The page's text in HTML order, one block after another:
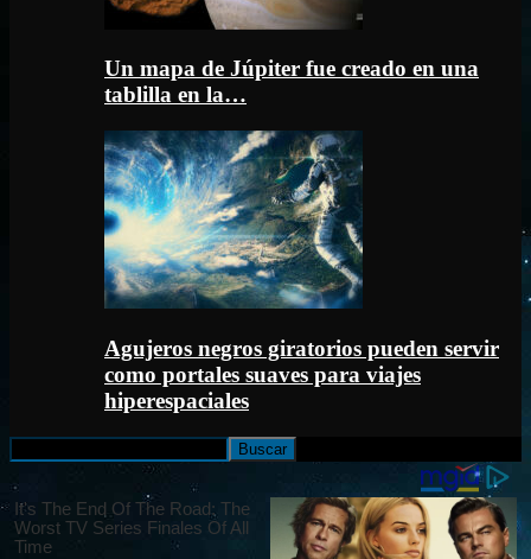
Un mapa de Júpiter fue creado en una
tablilla en la…
Agujeros negros giratorios pueden servir
como portales suaves para viajes
hiperespaciales